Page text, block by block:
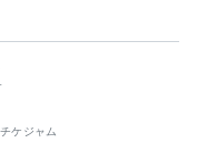
ケジャム